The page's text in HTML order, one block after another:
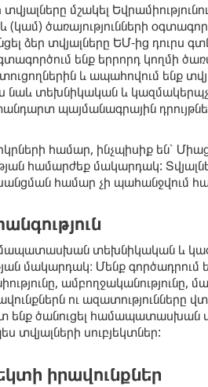
մշակել
(կամ) ծառայությունների
ձեր տվյալները ԵՄ-ից դուրս
ենք երրորդ կողմի
և ապահովում
նաև տեխնիկական և
պայմանագրային
համար, ինչպիսիք են՝
համարժեք մակարդակ:
համար չի պահանջվում
տեխնիկական և
մակարդակ։ Մենք գործադրում
ամբողջականությունը,
ու
ծանուցել համապատասխան
տվյալների սուբյեկտներ:
իրավունքներ